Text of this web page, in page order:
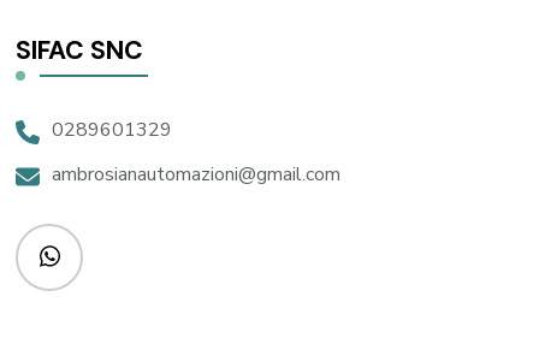
SIFAC SNC
0289601329
ambrosianautomazioni@gmail.com